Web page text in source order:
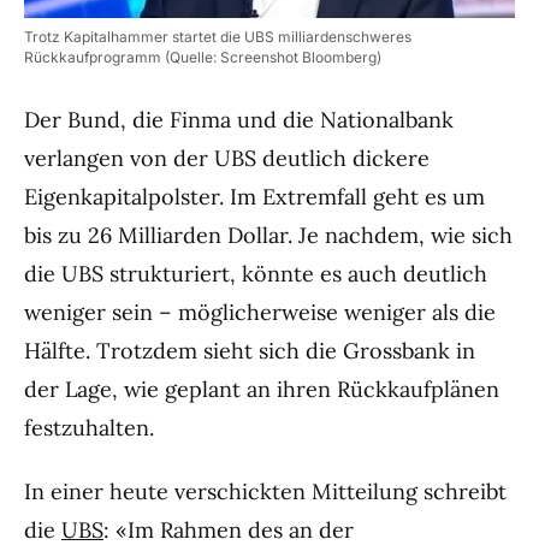
Trotz Kapitalhammer startet die UBS milliardenschweres
Rückkaufprogramm (Quelle: Screenshot Bloomberg)
Der Bund, die Finma und die Nationalbank
verlangen von der UBS deutlich dickere
Eigenkapitalpolster. Im Extremfall geht es um
bis zu 26 Milliarden Dollar. Je nachdem, wie sich
die UBS strukturiert, könnte es auch deutlich
weniger sein – möglicherweise weniger als die
Hälfte. Trotzdem sieht sich die Grossbank in
der Lage, wie geplant an ihren Rückkaufplänen
festzuhalten.
In einer heute verschickten Mitteilung schreibt
die UBS: «Im Rahmen des an der